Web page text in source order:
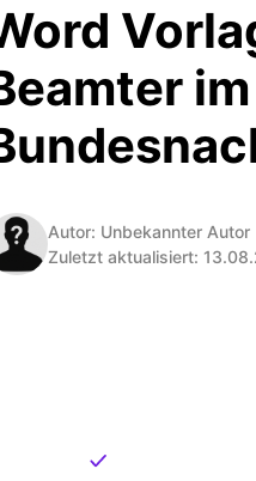
im
Autor: Unbekannter Autor
Zuletzt aktualisiert: